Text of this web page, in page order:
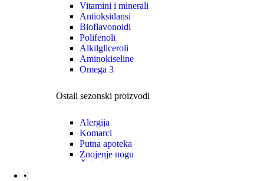
Vitamini i minerali
Antioksidansi
Bioflavonoidi
Polifenoli
Alkilgliceroli
Aminokiseline
Omega 3
Ostali sezonski proizvodi
Alergija
Komarci
Putna apoteka
Znojenje nogu
Čajevi
•Mama|Bebe|Polno zdrav.